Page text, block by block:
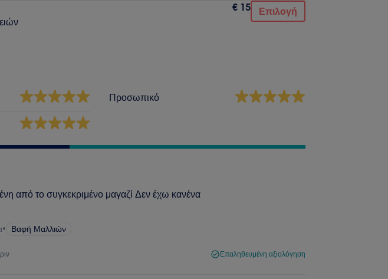
€ 15 Επιλογή
Προσωπικό
από το συγκεκριμένο μαγαζί Δεν έχω κανένα
• Βαφή Μαλλιών
Επαληθευμένη αξιολόγηση